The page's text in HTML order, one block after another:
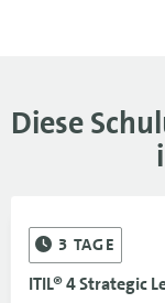
Diese
3 TAGE
ITIL® 4 Strategic